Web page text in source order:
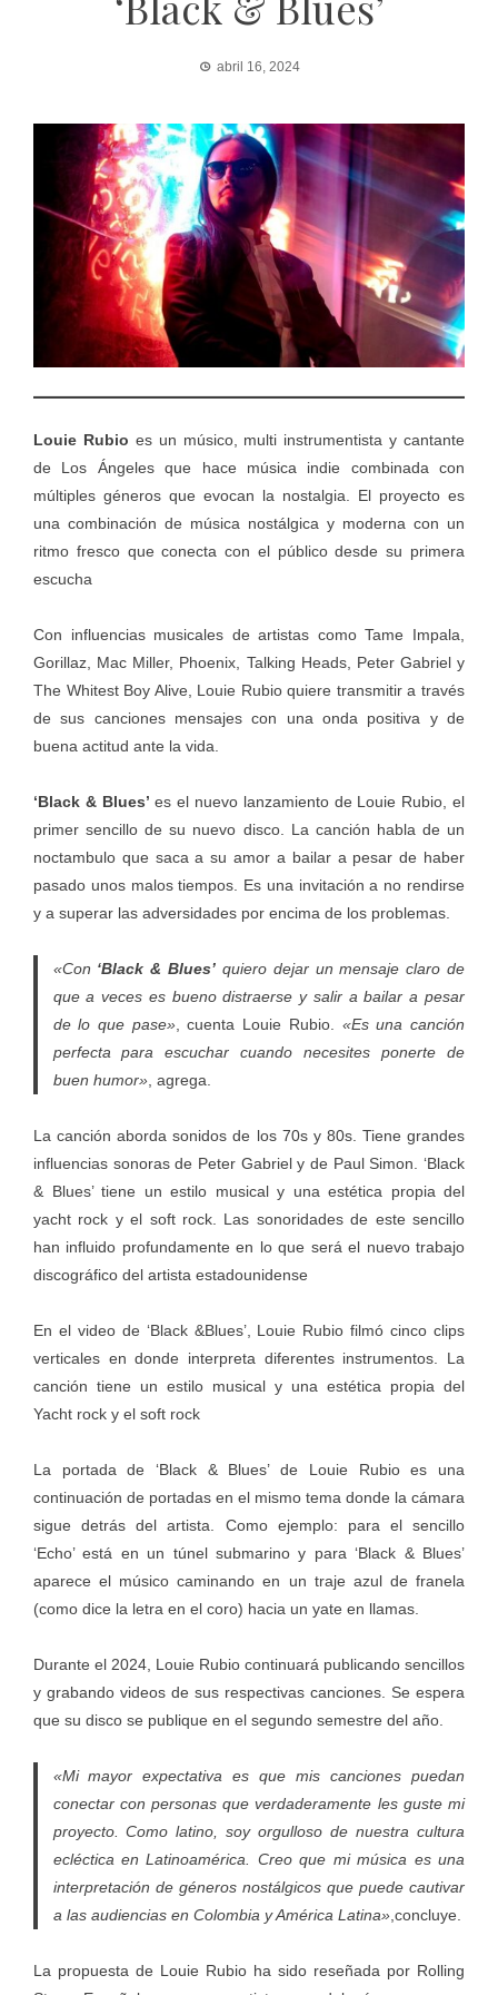
abril 16, 2024
Louie Rubio es un músico, multi instrumentista y cantante
de Los Ángeles que hace música indie combinada con
múltiples géneros que evocan la nostalgia. El proyecto es
una combinación de música nostálgica y moderna con un
ritmo fresco que conecta con el público desde su primera
escucha
Con influencias musicales de artistas como Tame Impala,
Gorillaz, Mac Miller, Phoenix, Talking Heads, Peter Gabriel y
The Whitest Boy Alive, Louie Rubio quiere transmitir a través
de sus canciones mensajes con una onda positiva y de
buena actitud ante la vida.
‘Black & Blues’ es el nuevo lanzamiento de Louie Rubio, el
primer sencillo de su nuevo disco. La canción habla de un
noctambulo que saca a su amor a bailar a pesar de haber
pasado unos malos tiempos. Es una invitación a no rendirse
y a superar las adversidades por encima de los problemas.
«Con ‘Black & Blues’ quiero dejar un mensaje claro de
que a veces es bueno distraerse y salir a bailar a pesar
de lo que pase», cuenta Louie Rubio. «Es una canción
perfecta para escuchar cuando necesites ponerte de
buen humor», agrega.
La canción aborda sonidos de los 70s y 80s. Tiene grandes
influencias sonoras de Peter Gabriel y de Paul Simon. ‘Black
& Blues’ tiene un estilo musical y una estética propia del
yacht rock y el soft rock. Las sonoridades de este sencillo
han influido profundamente en lo que será el nuevo trabajo
discográfico del artista estadounidense
En el video de ‘Black &Blues’, Louie Rubio filmó cinco clips
verticales en donde interpreta diferentes instrumentos. La
canción tiene un estilo musical y una estética propia del
Yacht rock y el soft rock
La portada de ‘Black & Blues’ de Louie Rubio es una
continuación de portadas en el mismo tema donde la cámara
sigue detrás del artista. Como ejemplo: para el sencillo
‘Echo’ está en un túnel submarino y para ‘Black & Blues’
aparece el músico caminando en un traje azul de franela
(como dice la letra en el coro) hacia un yate en llamas.
Durante el 2024, Louie Rubio continuará publicando sencillos
y grabando videos de sus respectivas canciones. Se espera
que su disco se publique en el segundo semestre del año.
«Mi mayor expectativa es que mis canciones puedan
conectar con personas que verdaderamente les guste mi
proyecto. Como latino, soy orgulloso de nuestra cultura
ecléctica en Latinoamérica. Creo que mi música es una
interpretación de géneros nostálgicos que puede cautivar
a las audiencias en Colombia y América Latina»,concluye.
La propuesta de Louie Rubio ha sido reseñada por Rolling